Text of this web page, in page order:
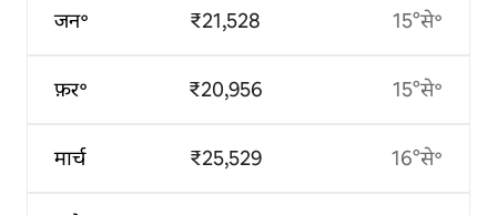
जन॰
फ़र॰
मार्च
₹21,528
₹20,956
₹25,529
15°से॰
15°से॰
16°से॰